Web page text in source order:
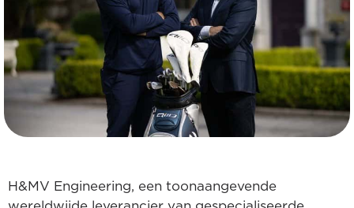
H&MV Engineering, een toonaangevende